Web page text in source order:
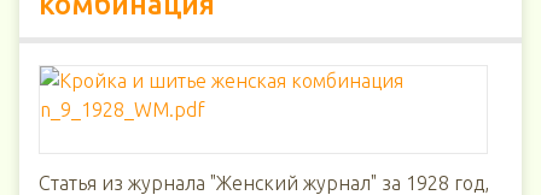
Статья из журнала "Женский журнал" за 1928 год,